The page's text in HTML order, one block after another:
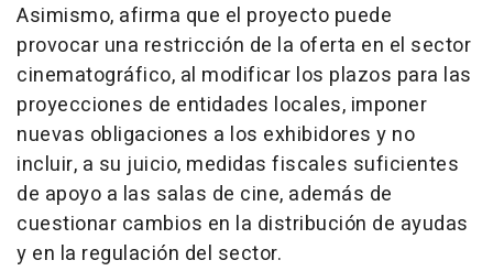
Asimismo, afirma que el proyecto puede
provocar una restricción de la oferta en el sector
cinematográfico, al modificar los plazos para las
proyecciones de entidades locales, imponer
nuevas obligaciones a los exhibidores y no
incluir, a su juicio, medidas fiscales suficientes
de apoyo a las salas de cine, además de
cuestionar cambios en la distribución de ayudas
y en la regulación del sector.